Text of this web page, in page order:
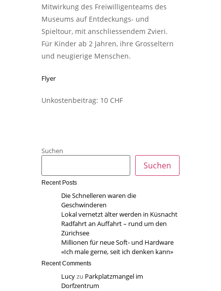
Mitwirkung des Freiwilligenteams des
Museums auf Entdeckungs- und
Spieltour, mit anschliessendem Zvieri.
Für Kinder ab 2 Jahren, ihre Grosseltern
und neugierige Menschen.
Flyer
Unkostenbeitrag: 10 CHF
Suchen
Suchen
Recent Posts
Die Schnelleren waren die
Geschwinderen
Lokal vernetzt älter werden in Küsnacht
Radfahrt an Auffahrt – rund um den
Zürichsee
Millionen für neue Soft- und Hardware
«Ich male gerne, seit ich denken kann»
Recent Comments
Lucyzu Parkplatzmangel im
Dorfzentrum